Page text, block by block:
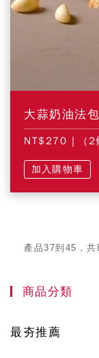
大蒜奶油法包
NT$270 | (2
加入購物車
產品37到45，共
商品分類
最夯推薦